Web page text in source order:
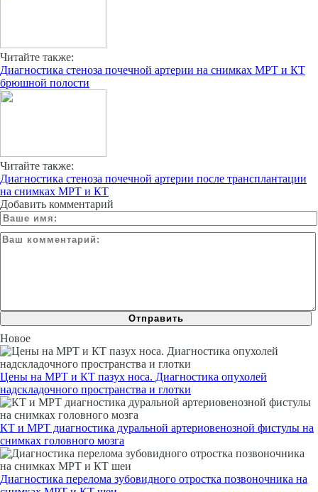
Читайте также:
Диагностика стеноза почечной артерии на снимках МРТ и КТ
брюшной полости
Читайте также:
Диагностика стеноза почечной артерии после трансплантации
на снимках МРТ и КТ
Добавить комментарий
Новое
Цены на МРТ и КТ пазух носа. Диагностика опухолей
надскладочного пространства и глотки
КТ и МРТ диагностика дуральной артериовенозной фистулы на
снимках головного мозга
Диагностика перелома зубовидного отростка позвоночника на